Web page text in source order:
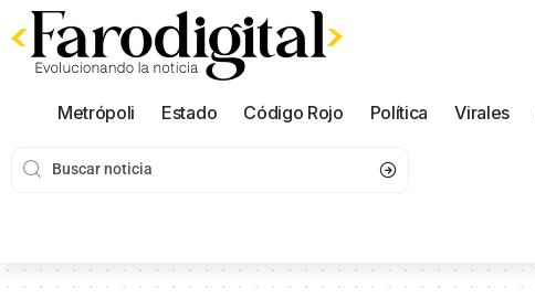
Metrópoli Estado Código Rojo Política Virales